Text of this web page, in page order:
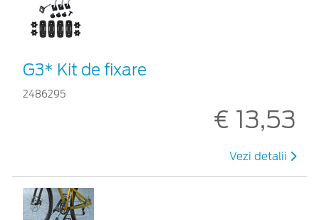
G3* Kit de fixare
2486295
€ 13,53
Vezi detalii